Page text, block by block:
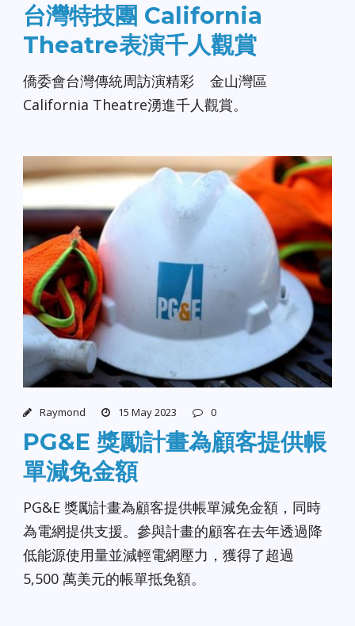
台灣特技團 California
Theatre表演千人觀賞
僑委會台灣傳統周訪演精彩 金山灣區
California Theatre湧進千人觀賞。
Raymond 15 May 2023 0
PG&E 獎勵計畫為顧客提供帳
單減免金額
PG&E 獎勵計畫為顧客提供帳單減免金額，同時
為電網提供支援。參與計畫的顧客在去年透過降
低能源使用量並減輕電網壓力，獲得了超過
5,500 萬美元的帳單抵免額。